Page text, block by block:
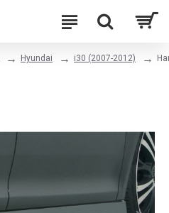
Hyundai i30 (2007-2012)